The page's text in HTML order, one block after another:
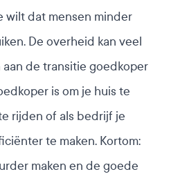
wilt dat mensen minder
De overheid kan veel
de transitie goedkoper
is om je huis te
rijden of als bedrijf je
te maken. Kortom:
maken en de goede